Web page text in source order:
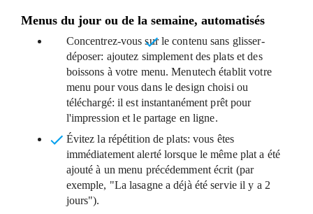
Menus du jour ou de la semaine, automatisés
Concentrez-vous surle contenu sans glisser-
déposer: ajoutez simplement des plats et des
boissons à votre menu. Menutech établit votre
menu pour vous dans le design choisi ou
téléchargé: il est instantanément prêt pour
l'impression et le partage en ligne.
Évitez la répétition de plats: vous êtes
immédiatement alerté lorsque le même plat a été
ajouté à un menu précédemment écrit (par
exemple, "La lasagne a déjà été servie il y a 2
jours").